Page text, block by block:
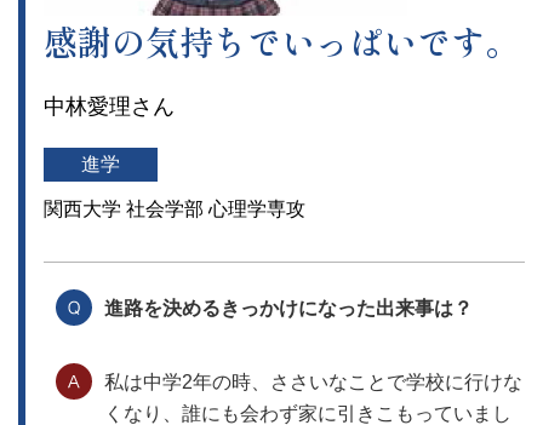
感謝の気持ちでいっぱいです。
中林愛理さん
進学
関西大学 社会学部 心理学専攻
進路を決めるきっかけになった出来事は？
私は中学2年の時、ささいなことで学校に行けな
くなり、誰にも会わず家に引きこもっていまし